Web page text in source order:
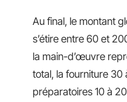
Au final, le montant
s’étire entre 60 et
la main-d’œuvre
total, la fourniture 30
préparatoires 10 à